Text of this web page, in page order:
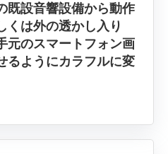
既設音響設備から動作
くは外の透かし入り
元のスマートフォン画
るようにカラフルに変